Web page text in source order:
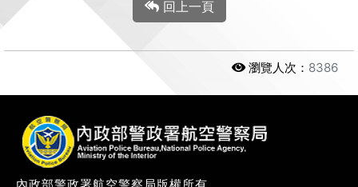
回上一頁
瀏覽人次： 8386